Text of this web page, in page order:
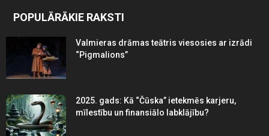
POPULĀRĀKIE RAKSTI
Valmieras drāmas teātris viesosies ar izrādi
“Pigmalions”
2025. gads: Kā “Čūska” ietekmēs karjeru,
mīlestību un finansiālo labklājību?